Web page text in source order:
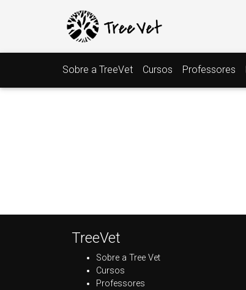
Sobre a TreeVet Cursos Professores
TreeVet
Sobre a Tree Vet
Cursos
Professores